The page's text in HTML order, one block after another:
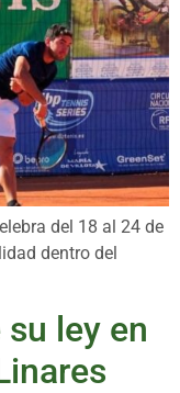
del 18 al 24 de
dentro del
ley en